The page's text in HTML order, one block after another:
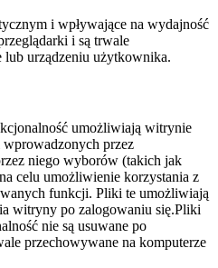
i wpływające na wydajność
i są trwale
lub urządzeniu użytkownika.
umożliwiają witrynie
przez
niego wyborów (takich jak
celu umożliwienie korzystania z
funkcji. Pliki te umożliwiają
witryny po zalogowaniu się.Pliki
nie są usuwane po
przechowywane na komputerze